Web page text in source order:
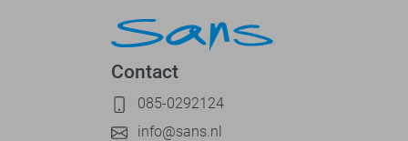
Contact
085-0292124
info@sans.nl